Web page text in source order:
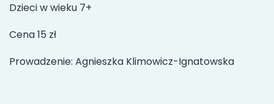
Dzieci w wieku 7+
Cena 15 zł
Prowadzenie: Agnieszka Klimowicz-Ignatowska